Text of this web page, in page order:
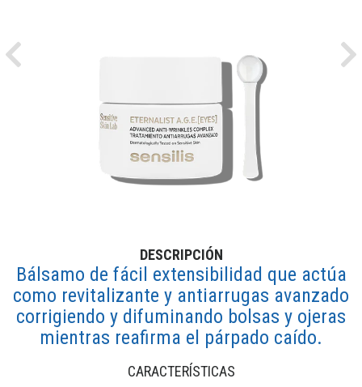
Previous
DESCRIPCIÓN
Bálsamo de fácil extensibilidad que actúa
como revitalizante y antiarrugas avanzado
corrigiendo y difuminando bolsas y ojeras
mientras reafirma el párpado caído.
CARACTERÍSTICAS